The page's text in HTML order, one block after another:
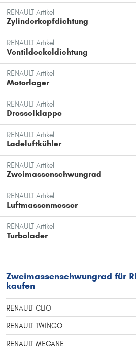
RENAULT Artikel
Zylinderkopfdichtung
RENAULT Artikel
Ventildeckeldichtung
RENAULT Artikel
Motorlager
RENAULT Artikel
Drosselklappe
RENAULT Artikel
Ladeluftkühler
RENAULT Artikel
Zweimassenschwungrad
RENAULT Artikel
Luftmassenmesser
RENAULT Artikel
Turbolader
Zweimassenschwungrad für
kaufen
RENAULT CLIO
RENAULT TWINGO
RENAULT MEGANE